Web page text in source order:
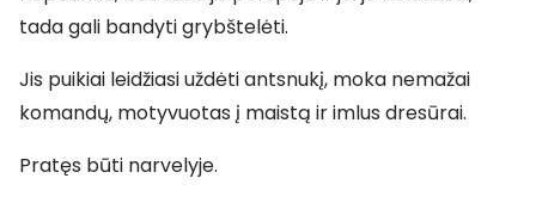
tada gali bandyti grybštelėti.
Jis puikiai leidžiasi uždėti antsnukį, moka nemažai
komandų, motyvuotas į maistą ir imlus dresūrai.
Pratęs būti narvelyje.